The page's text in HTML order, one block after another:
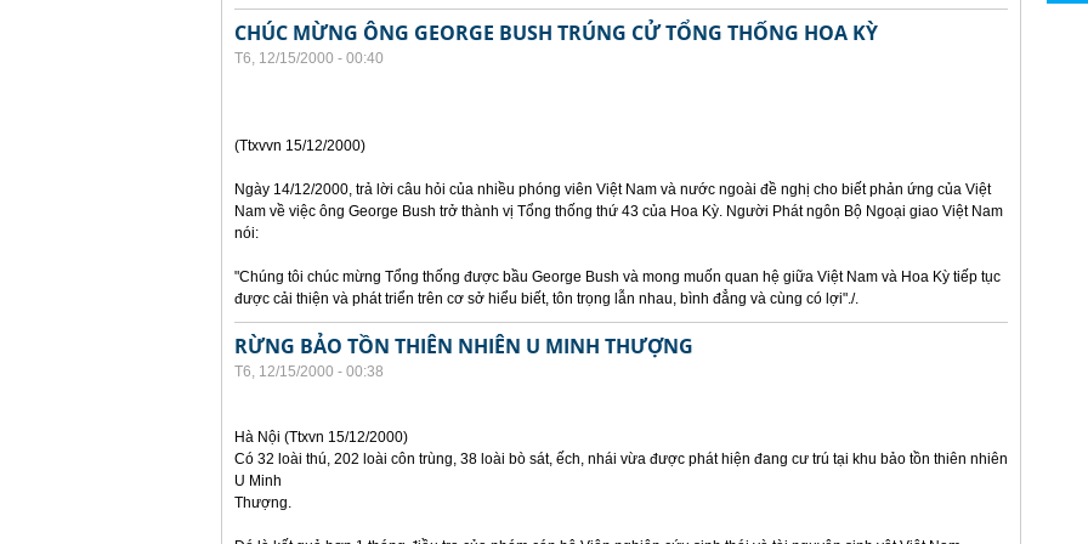
CHÚC MỪNG ÔNG GEORGE BUSH TRÚNG CỬ TỔNG THỐNG HOA KỲ
T6, 12/15/2000 - 00:40
(Ttxvvn 15/12/2000)
Ngày 14/12/2000, trả lời câu hỏi của nhiều phóng viên Việt Nam và nước ngoài đề nghị cho biết phản ứng của Việt
Nam về việc ông George Bush trở thành vị Tổng thống thứ 43 của Hoa Kỳ. Người Phát ngôn Bộ Ngoại giao Việt Nam
nói:
"Chúng tôi chúc mừng Tổng thống được bầu George Bush và mong muốn quan hệ giữa Việt Nam và Hoa Kỳ tiếp tục
được cải thiện và phát triển trên cơ sở hiểu biết, tôn trọng lẫn nhau, bình đẳng và cùng có lợi"./.
RỪNG BẢO TỒN THIÊN NHIÊN U MINH THƯỢNG
T6, 12/15/2000 - 00:38
Hà Nội (Ttxvn 15/12/2000)
Có 32 loài thú, 202 loài côn trùng, 38 loài bò sát, ếch, nhái vừa được phát hiện đang cư trú tại khu bảo tồn thiên nhiên
U Minh
Thượng.